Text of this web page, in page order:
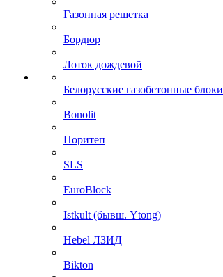
Газонная решетка
Бордюр
Лоток дождевой
Белорусские газобетонные блоки
Bonolit
Поритеп
SLS
EuroBlock
Istkult (бывш. Ytong)
Hebel ЛЗИД
Bikton